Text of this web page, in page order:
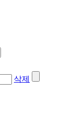
삭제